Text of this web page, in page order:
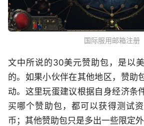
国际服用邮箱注册
文中所说的30美元赞助包，是以
的。如果小伙伴在其他地区，赞助
动。这里玩蛋建议根据自身经济条
买哪个赞助包，都可以获得测试
币；其他赞助包只是多出一些限定外